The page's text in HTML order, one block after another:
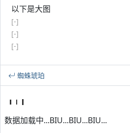
以下是大图
[-]
[-]
[-]
蜘蛛琥珀
数据加载中...BIU...BIU...BIU...